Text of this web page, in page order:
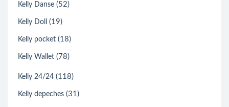
Kelly Danse (52)
Kelly Doll (19)
Kelly pocket (18)
Kelly Wallet (78)
Kelly 24/24 (118)
Kelly depeches (31)